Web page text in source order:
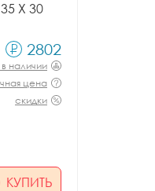
X 30
2802
наличии
цена
скидки
КУПИТЬ